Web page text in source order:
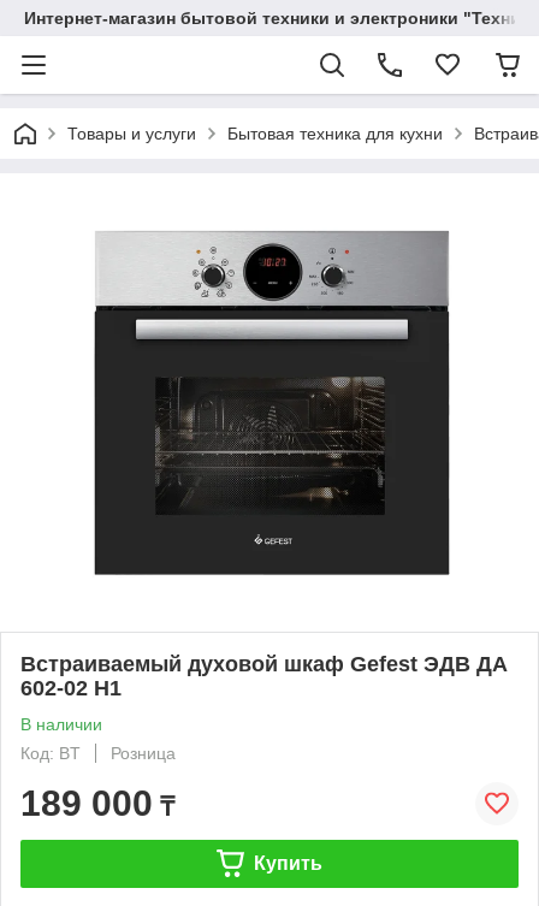
Интернет-магазин бытовой техники и электроники
Товары и услуги Бытовая техника для кухни
Встраиваемый духовой шкаф Gefest ЭДВ ДА
602-02 Н1
В наличии
Код: BT
Розница
189 000 ₸
Купить